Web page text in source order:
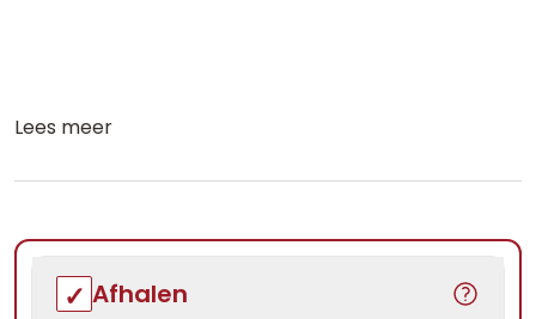
Lees meer
Afhalen